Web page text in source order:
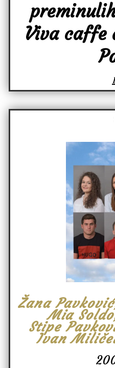
Viva caffe
Žana
Mia
Stipe
Ivan